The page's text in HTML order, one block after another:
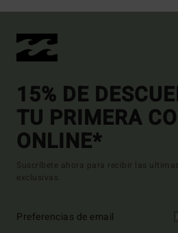
15% DE
TU PRIMERA
ONLINE*
Suscríbete ahora para recibir las
exclusivas.
Preferencias de email